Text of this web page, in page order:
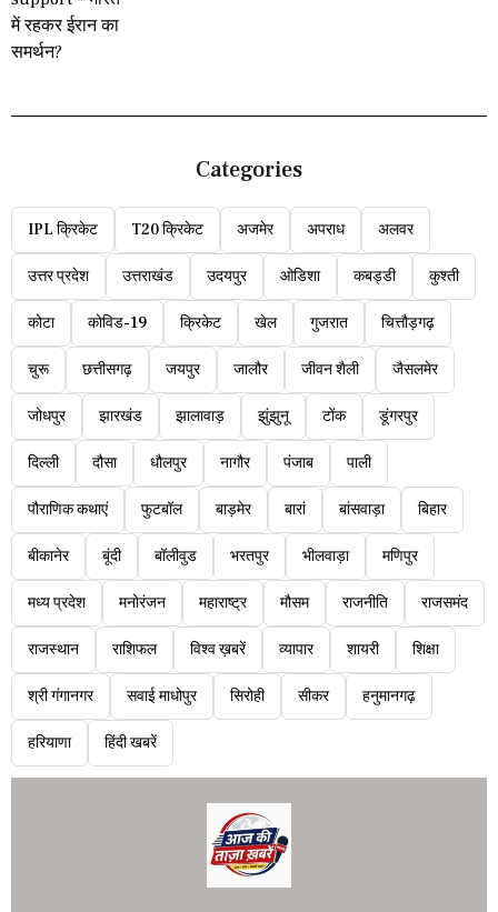
Categories
IPL क्रिकेट T20 क्रिकेट अजमेर अपराध अलवर
उत्तर प्रदेश उत्तराखंड उदयपुर ओडिशा कबड्डी कुश्ती
कोटा कोविड-19 क्रिकेट खेल गुजरात चित्तौड़गढ़
चुरू छत्तीसगढ़ जयपुर जालौर जीवन शैली जैसलमेर
जोधपुर झारखंड झालावाड़ झुंझुनू टोंक डूंगरपुर
दिल्ली दौसा धौलपुर नागौर पंजाब पाली
पौराणिक कथाएं फुटबॉल बाड़मेर बारां बांसवाड़ा बिहार
बीकानेर बूंदी बॉलीवुड भरतपुर भीलवाड़ा मणिपुर
मध्य प्रदेश मनोरंजन महाराष्ट्र मौसम राजनीति राजसमंद
राजस्थान राशिफल विश्व ख़बरें व्यापार शायरी शिक्षा
श्री गंगानगर सवाई माधोपुर सिरोही सीकर हनुमानगढ़
हरियाणा हिंदी खबरें